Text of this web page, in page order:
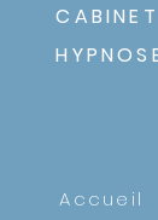
Accueil